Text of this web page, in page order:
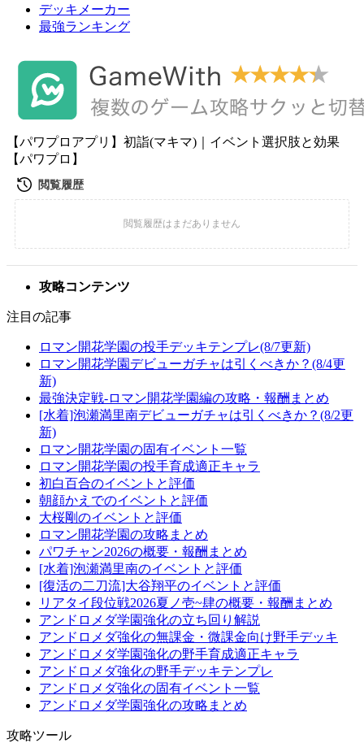
デッキメーカー
最強ランキング
【パワプロアプリ】初詣(マキマ)｜イベント選択肢と効果
【パワプロ】
攻略コンテンツ
注目の記事
ロマン開花学園の投手デッキテンプレ(8/7更新)
ロマン開花学園デビューガチャは引くべきか？(8/4更
新)
最強決定戦-ロマン開花学園編の攻略・報酬まとめ
[水着]泡瀬満里南デビューガチャは引くべきか？(8/2更
新)
ロマン開花学園の固有イベント一覧
ロマン開花学園の投手育成適正キャラ
初白百合のイベントと評価
朝顔かえでのイベントと評価
大桜剛のイベントと評価
ロマン開花学園の攻略まとめ
パワチャン2026の概要・報酬まとめ
[水着]泡瀬満里南のイベントと評価
[復活の二刀流]大谷翔平のイベントと評価
リアタイ段位戦2026夏ノ壱~肆の概要・報酬まとめ
アンドロメダ学園強化の立ち回り解説
アンドロメダ強化の無課金・微課金向け野手デッキ
アンドロメダ学園強化の野手育成適正キャラ
アンドロメダ強化の野手デッキテンプレ
アンドロメダ強化の固有イベント一覧
アンドロメダ学園強化の攻略まとめ
攻略ツール